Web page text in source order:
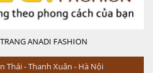
ANADI FASHION
Thái - Thanh Xuân - Hà Nội